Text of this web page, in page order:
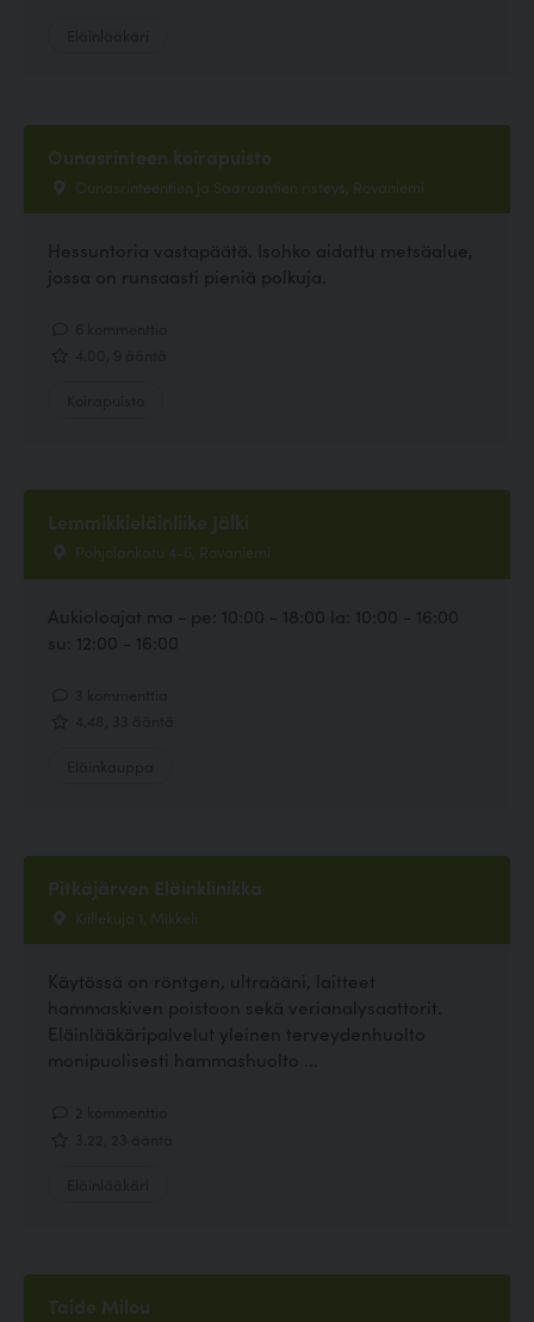
Ounasrinteen koirapuisto
Ounasrinteentien ja Saaruantien risteys, Rovaniemi
Hessuntoria vastapäätä. Isohko aidattu metsäalue,
jossa on runsaasti pieniä polkuja.
Lemmikkieläinliike Jälki
Pohjolankatu 4-6, Rovaniemi
Aukioloajat ma - pe: 10:00 - 18:00 la: 10:00 - 16:00
su: 12:00 - 16:00
Pitkäjärven Eläinklinikka
Kiillekuja 1, Mikkeli
Käytössä on röntgen, ultraääni, laitteet
hammaskiven poistoon sekä verianalysaattorit.
Eläinlääkäripalvelut yleinen terveydenhuolto
monipuolisesti hammashuolto ...
Taide Milou